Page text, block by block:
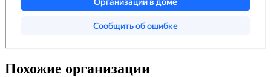
Похожие организации